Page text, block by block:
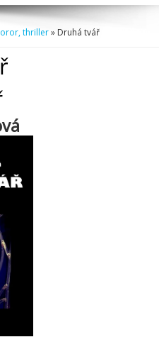
thriller» Druhá tvář